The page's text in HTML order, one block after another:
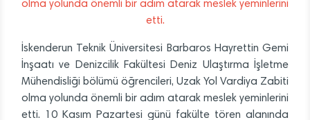
olma yolunda önemli bir adım atarak meslek yeminlerini
etti.
İskenderun Teknik Üniversitesi Barbaros Hayrettin Gemi
İnşaatı ve Denizcilik Fakültesi Deniz Ulaştırma İşletme
Mühendisliği bölümü öğrencileri, Uzak Yol Vardiya Zabiti
olma yolunda önemli bir adım atarak meslek yeminlerini
etti. 10 Kasım Pazartesi günü fakülte tören alanında